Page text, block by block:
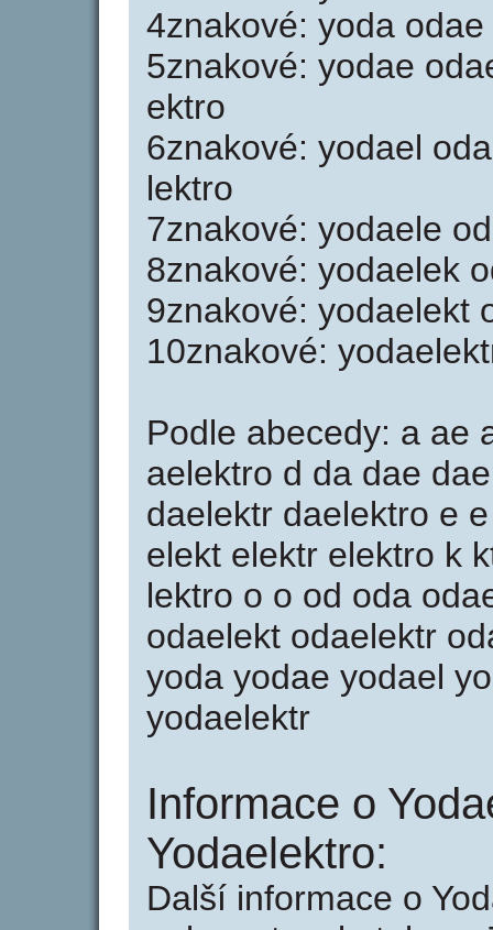
4znakové: yoda
5znakové: yodae
ektro
6znakové: yodael
lektro
7znakové: yodaele
8znakové: yodaelek
9znakové: yodaelekt
10znakové:
Podle abecedy: a ae
aelektro d da dae
daelektr daelektro e
elekt elektr elektro k
lektro o o od oda
odaelekt odaelektr
yoda yodae yodael
yodaelektr
Informace o
Yodaelektro:
Další informace o